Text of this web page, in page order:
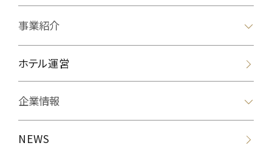
事業紹介
ホテル運営
企業情報
NEWS